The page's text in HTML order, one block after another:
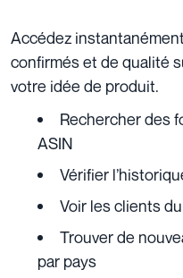
Accédez
confirmés et de qualité
votre idée de produit.
Rechercher des
ASIN
Vérifier
Voir les clients
Trouver de
par pays